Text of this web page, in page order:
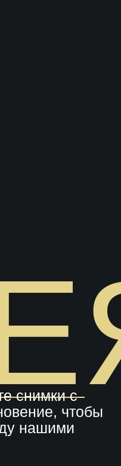
снимки с
чтобы
нашими